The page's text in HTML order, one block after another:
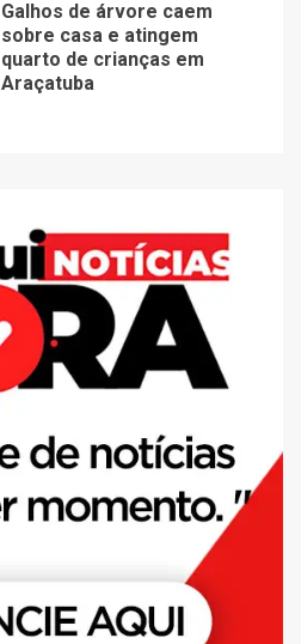
Galhos de árvore caem
sobre casa e atingem
quarto de crianças em
Araçatuba